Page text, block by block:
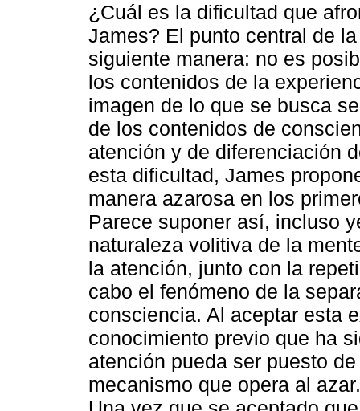
¿Cuál es la dificultad que
James? El punto central de
siguiente manera: no es
los contenidos de la
imagen de lo que se busca
de los contenidos de
atención y de diferenciación
esta dificultad, James
manera azarosa en los
Parece suponer así, incluso
naturaleza volitiva de la
la atención, junto con la
cabo el fenómeno de la
consciencia. Al aceptar esta
conocimiento previo que ha
atención pueda ser puesto
mecanismo que opera al